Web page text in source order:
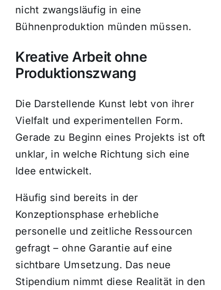
nicht zwangsläufig in eine
Bühnenproduktion münden müssen.
Kreative Arbeit ohne
Produktionszwang
Die Darstellende Kunst lebt von ihrer
Vielfalt und experimentellen Form.
Gerade zu Beginn eines Projekts ist oft
unklar, in welche Richtung sich eine
Idee entwickelt.
Häufig sind bereits in der
Konzeptionsphase erhebliche
personelle und zeitliche Ressourcen
gefragt – ohne Garantie auf eine
sichtbare Umsetzung. Das neue
Stipendium nimmt diese Realität in den